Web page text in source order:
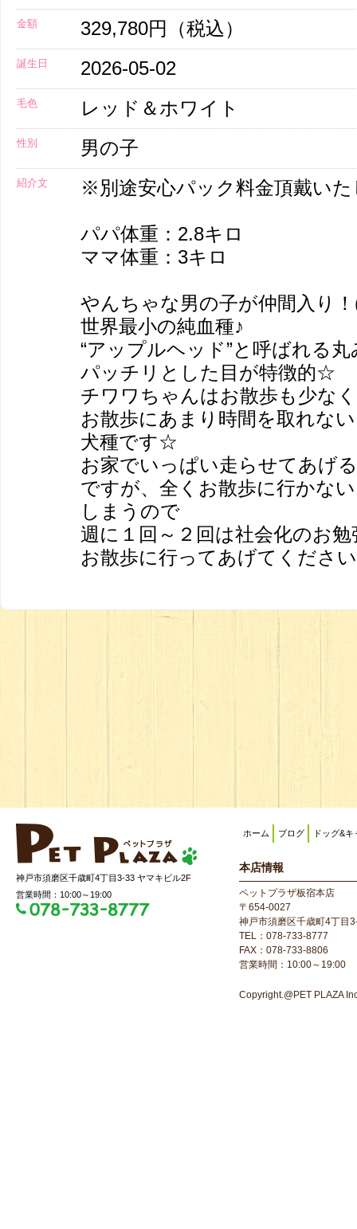
金額 329,780円（税込）
誕生日 2026-05-02
毛色 レッド＆ホワイト
性別 男の子
紹介文 ※別途安心パック料金頂戴い
パパ体重：2.8キロ
ママ体重：3キロ
やんちゃな男の子が仲間入り
世界最小の純血種♪
“アップルヘッド”と呼ばれる
パッチリとした目が特徴的☆
チワワちゃんはお散歩も少な
お散歩にあまり時間を取れな
犬種です☆
お家でいっぱい走らせてあげ
ですが、全くお散歩に行かな
しまうので
週に１回～２回は社会化のお
お散歩に行ってあげてくださ
神戸市須磨区千歳町4丁目3-33 ヤマキビル2F
営業時間：10:00～19:00
ホーム ブログ ドッグ&キ
本店情報
ペットプラザ板宿本店
〒654-0027
神戸市須磨区千歳町4丁目
TEL：078-733-8777
FAX：078-733-8806
営業時間：10:00～19:00
Copyright.@PET PLAZA